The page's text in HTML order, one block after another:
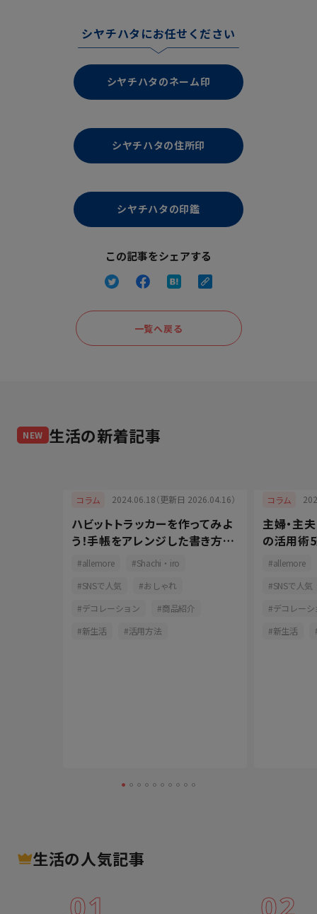
シヤチハタにお任せください
シヤチハタのネーム印
シヤチハタの住所印
シヤチハタの印鑑
この記事をシェアする
一覧へ戻る
NEW 生活の新着記事
コラム 2024.06.18（更新日 2026.04.16）
ハビットトラッカーを作ってみよ
う！手帳をアレンジした書き方と
長続きの秘訣
allemore
Shachi・iro
SNSで人気
おしゃれ
デコレーション
商品紹介
新生活
活用方法
コラム
主婦・主
の活用術
コツをご
allemore
SNSで人気
デコレーシ
新生活
生活の人気記事